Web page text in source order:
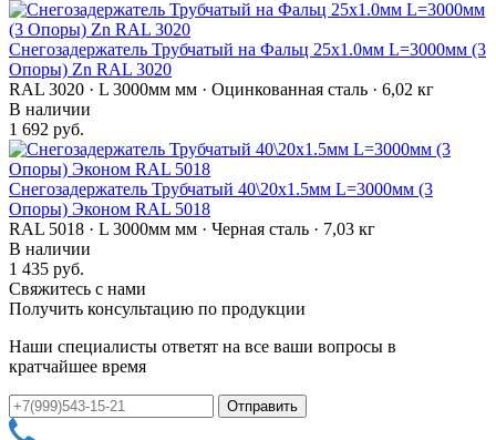
Снегозадержатель Трубчатый на Фальц 25х1.0мм L=3000мм (3
Опоры) Zn RAL 3020
RAL 3020 · L 3000мм мм · Оцинкованная сталь · 6,02 кг
В наличии
1 692 руб.
Снегозадержатель Трубчатый 40\20х1.5мм L=3000мм (3
Опоры) Эконом RAL 5018
RAL 5018 · L 3000мм мм · Черная сталь · 7,03 кг
В наличии
1 435 руб.
Свяжитесь с нами
Получить консультацию по продукции
Наши специалисты ответят на все ваши вопросы в
кратчайшее время